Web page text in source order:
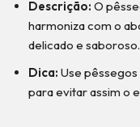
Descrição: O
harmoniza com o
delicado e saboroso.
Dica: Use
para evitar assim o